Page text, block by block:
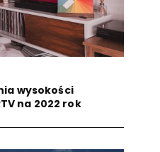
wysokości
na 2022 rok